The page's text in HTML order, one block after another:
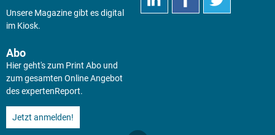
Unsere Magazine gibt es digital
im Kiosk.
Abo
Hier geht's zum Print Abo und
zum gesamten Online Angebot
des expertenReport.
Jetzt anmelden!